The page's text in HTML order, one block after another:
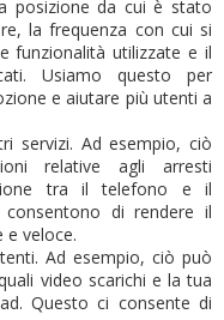
posizione da cui è stato
la frequenza con cui si
funzionalità utilizzate e il
Usiamo questo per
e aiutare più utenti a
servizi. Ad esempio, ciò
relative agli arresti
tra il telefono e il
di rendere il
veloce.
Ad esempio, ciò può
video scarichi e la tua
Questo ci consente di